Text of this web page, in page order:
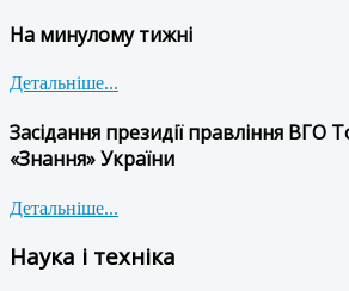
На минулому тижні
Детальніше...
Засідання президії правління ВГО
«Знання» України
Детальніше...
Наука і техніка